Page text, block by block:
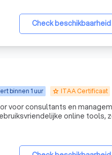
Check beschikbaarheid
binnen 1 uur grade ITAA Certificaat
voor consultants en
online